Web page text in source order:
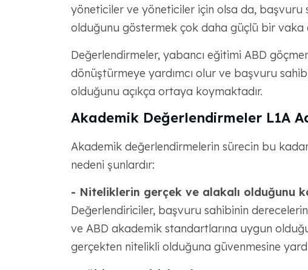
yöneticiler ve yöneticiler için olsa da,
olduğunu göstermek çok daha güçlü bir vaka
Değerlendirmeler, yabancı eğitimi ABD
dönüştürmeye yardımcı olur ve başvuru
olduğunu açıkça ortaya koymaktadır.
Akademik Değerlendirmeler L1A
Akademik değerlendirmelerin sürecin bu
nedeni şunlardır:
- Niteliklerin gerçek ve alakalı olduğunu
Değerlendiriciler, başvuru sahibinin
ve ABD akademik standartlarına uygun
gerçekten nitelikli olduğuna güvenmesine